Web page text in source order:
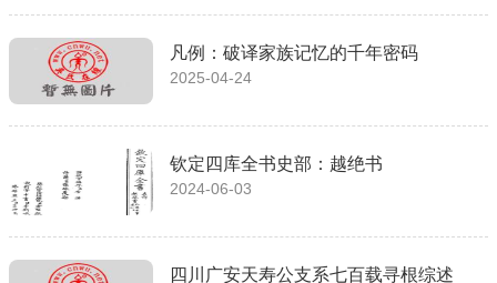
凡例：破译家族记忆的千年密码
2025-04-24
钦定四库全书史部：越绝书
2024-06-03
四川广安天寿公支系七百载寻根综述